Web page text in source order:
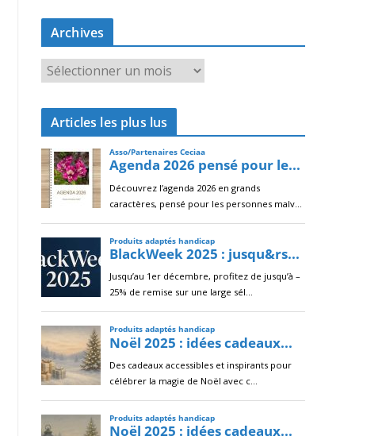
Archives
r
c
i
v
e
s
Articles les plus lus